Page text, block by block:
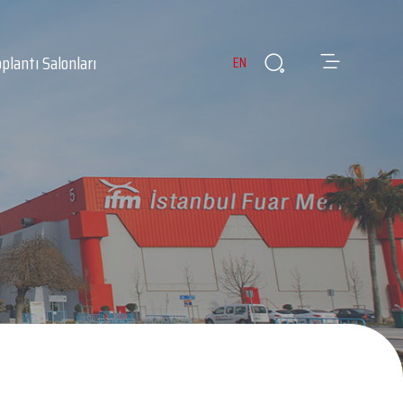
Kafeler Revir
Kayıp ve Buluntu Eşyalar
Salonları EN